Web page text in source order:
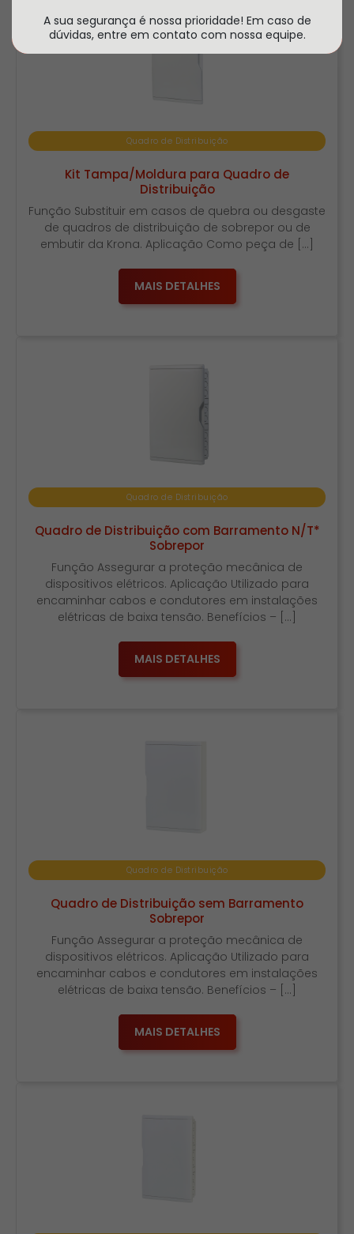
Quadro de Distribuição
Kit Tampa/Moldura para Quadro de
Distribuição
Função Substituir em casos de quebra ou desgaste
de quadros de distribuição de sobrepor ou de
embutir da Krona. Aplicação Como peça de […]
MAIS DETALHES
Quadro de Distribuição
Quadro de Distribuição com Barramento N/T*
Sobrepor
Função Assegurar a proteção mecânica de
dispositivos elétricos. Aplicação Utilizado para
encaminhar cabos e condutores em instalações
elétricas de baixa tensão. Benefícios – […]
MAIS DETALHES
Quadro de Distribuição
Quadro de Distribuição sem Barramento
Sobrepor
Função Assegurar a proteção mecânica de
dispositivos elétricos. Aplicação Utilizado para
encaminhar cabos e condutores em instalações
elétricas de baixa tensão. Benefícios – […]
MAIS DETALHES
A sua segurança é nossa prioridade! Em caso de
dúvidas, entre em contato com nossa equipe.